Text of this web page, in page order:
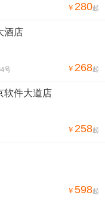
￥ 280起
酒店
号 ￥ 268起
软件大道店
￥ 258起
￥ 598起